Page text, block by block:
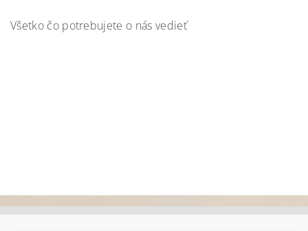
Všetko čo potrebujete o nás vedieť